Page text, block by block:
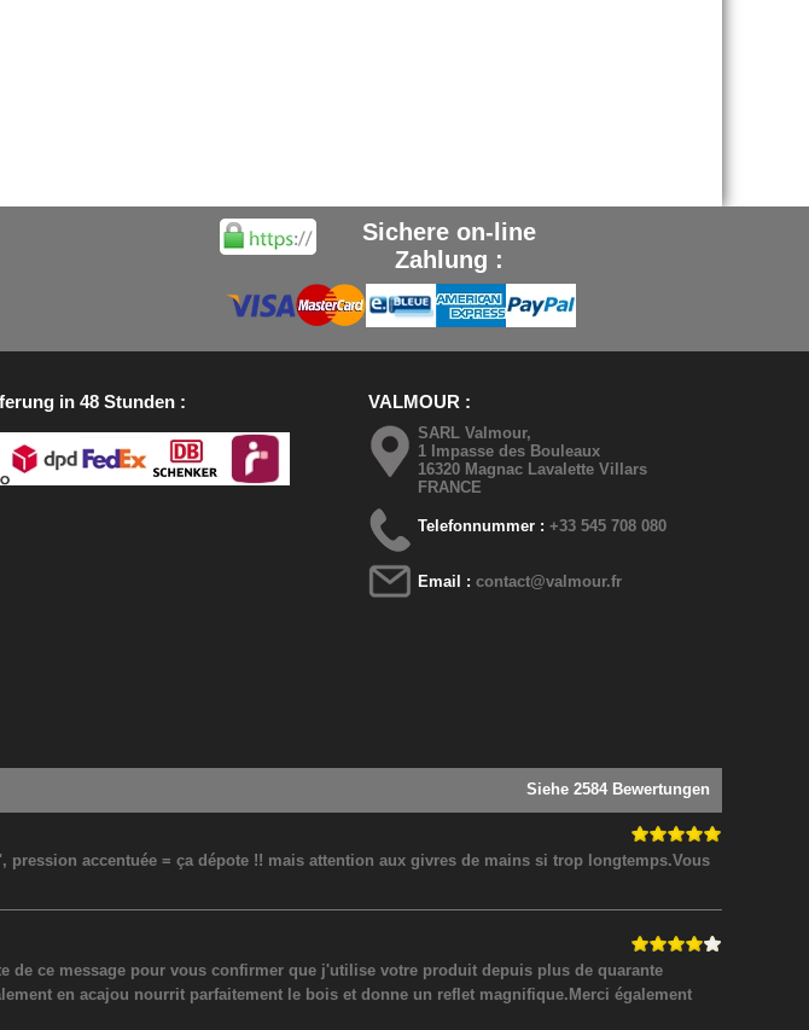
Sichere on-line
Zahlung :
in 48 Stunden VALMOUR
SARL Valmour,
1 Impasse des Bouleaux
16320 Magnac Lavalette Villars
FRANCE
Telefonnummer :+33 545 708 080
Email :contact@valmour.fr
Siehe 2584 Bewertungen
accentuée = ça dépote !! mais attention aux givres de mains si trop longtemps.Vous
de ce message pour vous confirmer que j'utilise votre produit depuis plus de quarante
en acajou nourrit parfaitement le bois et donne un reflet magnifique.Merci également